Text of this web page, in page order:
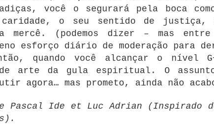
você o segurará pela boca
caridade, o seu sentido de justiça,
mercê. (podemos dizer – mas
esforço diário de moderação para
quando você alcançar o nível
arte da gula espiritual. O assunto
agora… mas prometo, ainda não
Pascal Ide et Luc Adrian (Inspirado